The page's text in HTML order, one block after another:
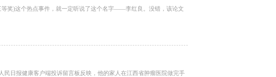
奖)这个热点事件，就一定听说了这个名字——李红良。没错，该论文
日报健康客户端投诉留言板反映，他的家人在江西省肿瘤医院做完手